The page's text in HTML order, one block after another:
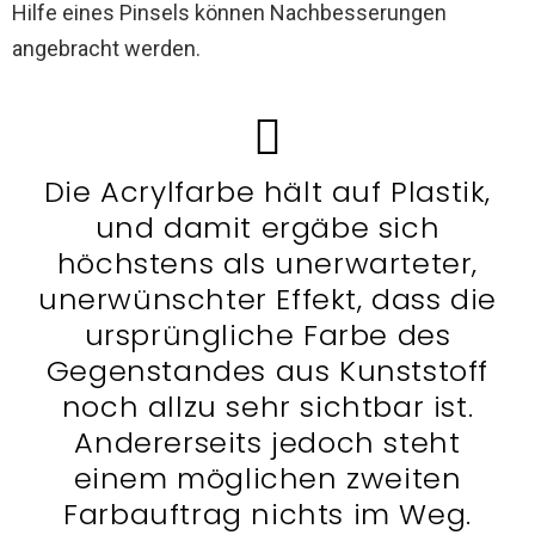
Hilfe eines Pinsels können Nachbesserungen
angebracht werden.
Die Acrylfarbe hält auf Plastik,
und damit ergäbe sich
höchstens als unerwarteter,
unerwünschter Effekt, dass die
ursprüngliche Farbe des
Gegenstandes aus Kunststoff
noch allzu sehr sichtbar ist.
Andererseits jedoch steht
einem möglichen zweiten
Farbauftrag nichts im Weg.